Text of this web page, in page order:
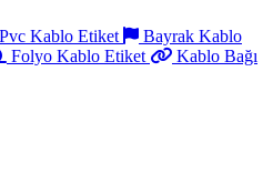
Pvc Kablo Etiket
Bayrak Kablo
Folyo Kablo Etiket
Kablo Bağı